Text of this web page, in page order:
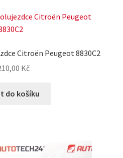
Citroën Peugeot 8830C2
Kč
do košíku